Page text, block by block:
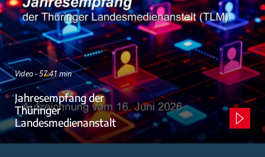
Video - 57:41 min
Jahresempfang der
Thüringer
Landesmedienanstalt